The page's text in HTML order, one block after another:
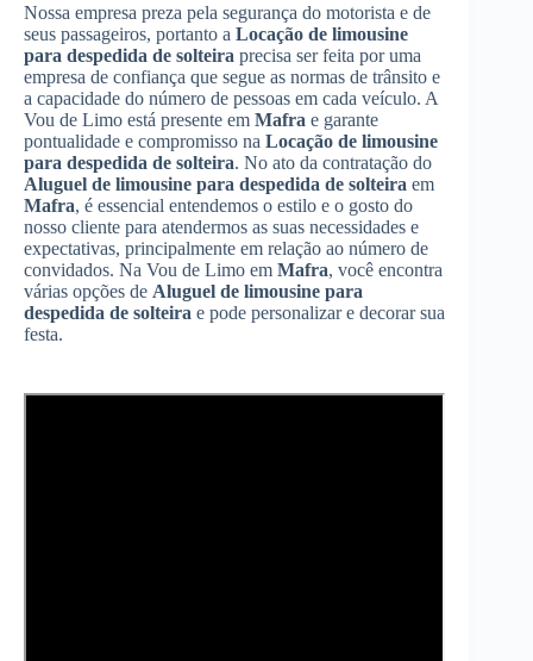
Nossa empresa preza pela segurança do motorista e de
seus passageiros, portanto a Locação de limousine
para despedida de solteira precisa ser feita por uma
empresa de confiança que segue as normas de trânsito e
a capacidade do número de pessoas em cada veículo. A
Vou de Limo está presente em Mafra e garante
pontualidade e compromisso na Locação de limousine
para despedida de solteira. No ato da contratação do
Aluguel de limousine para despedida de solteira em
Mafra, é essencial entendemos o estilo e o gosto do
nosso cliente para atendermos as suas necessidades e
expectativas, principalmente em relação ao número de
convidados. Na Vou de Limo em Mafra, você encontra
várias opções de Aluguel de limousine para
despedida de solteira e pode personalizar e decorar sua
festa.